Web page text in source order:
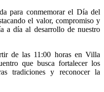
para conmemorar el Día del
el valor, compromiso y
a día al desarrollo de nuestro
de las 11:00 horas en Villa
que busca fortalecer los
tradiciones y reconocer la